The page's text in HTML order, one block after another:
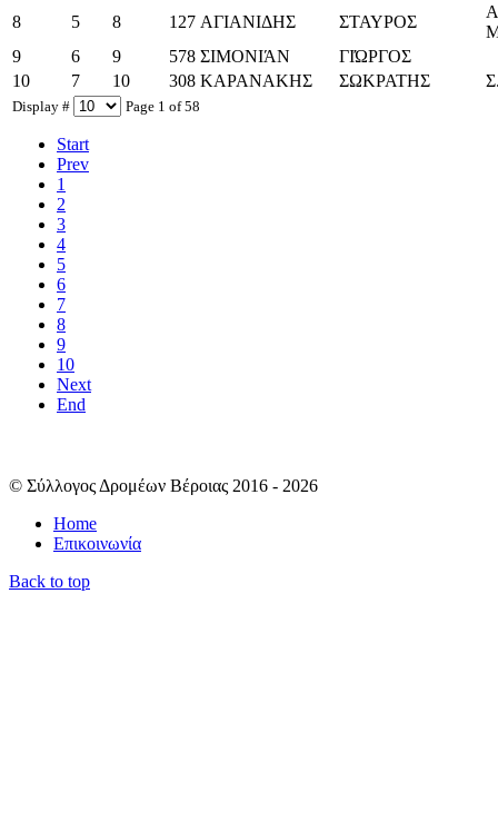
Display # Page 1 of 58
Start
Prev
1
2
3
4
5
6
7
8
9
10
Next
End
8
5 8 127 ΑΓΙΑΝΙΔΗΣ ΣΤΑΥΡΟΣ
9
6 9 578 ΣΙΜΟΝΙΆΝ
ΓΙΏΡΓΟΣ
10
7 10 308 ΚΑΡΑΝΑΚΗΣ ΣΩΚΡΑΤΗΣ
© Σύλλογος Δρομέων Βέροιας 2016 - 2026
Home
Επικοινωνία
Back to top